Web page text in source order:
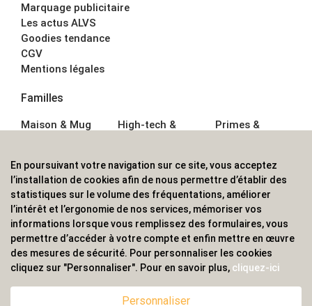
Marquage publicitaire
Les actus ALVS
Goodies tendance
CGV
Mentions légales
Familles
Maison & Mug
Écriture
Bagagerie sacs
High-tech &
Sport &
Outdoor
Enfant
Primes &
Boisson
Textile &
Casquette
Accessoires de
bureau
ALVS, fournisseur d'objets publicitaires, pour les
professionnels. Une implantation nationale, une
couverture internationale.
En poursuivant votre navigation sur ce site, vous acceptez
l’installation de cookies afin de nous permettre d’établir des
statistiques sur le volume des fréquentations, améliorer
l’intérêt et l’ergonomie de nos services, mémoriser vos
informations lorsque vous remplissez des formulaires, vous
permettre d’accéder à votre compte et enfin mettre en œuvre
des mesures de sécurité. Pour personnaliser les cookies
cliquez sur "Personnaliser". Pour en savoir plus, cliquez-ici
Personnaliser